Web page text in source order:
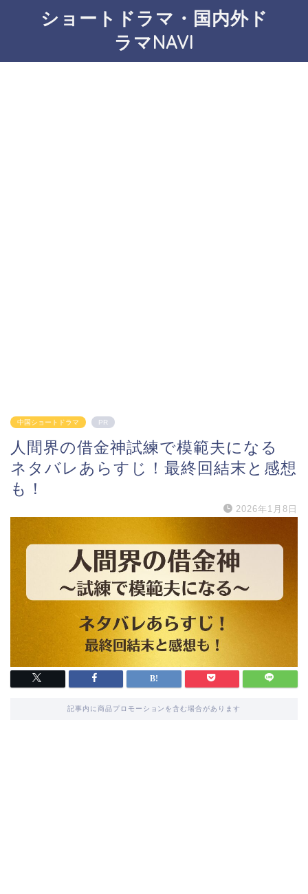
ショートドラマ・国内外ド
ラマNAVI
中国ショートドラマ PR
人間界の借金神試練で模範夫になる
ネタバレあらすじ！最終回結末と感想
も！
2026年1月8日
記事内に商品プロモーションを含む場合があります